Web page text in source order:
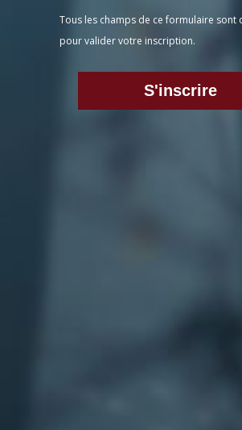
Tous les champs de ce formulaire sont
pour valider votre inscription.